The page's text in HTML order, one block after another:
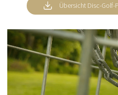
Übersicht Disc-Golf-